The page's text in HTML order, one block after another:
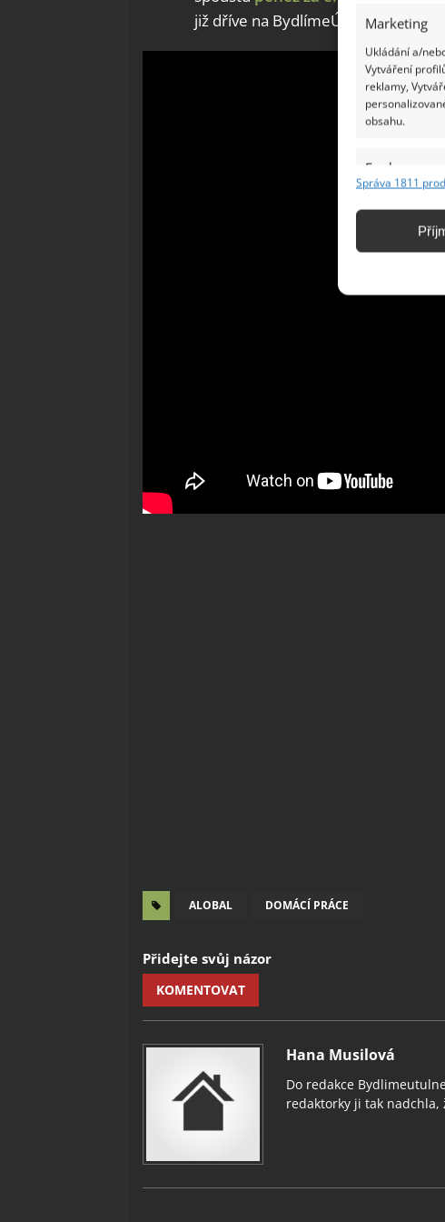
Marketing
Ukládání a/
Vytváření
reklamy,
obsahu.
Funkce
Identifikace
základě
Správa 1811
již dříve na BydlímeÚtulně.
ALOBAL DOMÁCÍ PRÁCE
Přidejte svůj názor
KOMENTOVAT
Hana Musilová
Do redakce
redaktorky ji tak nadchla,